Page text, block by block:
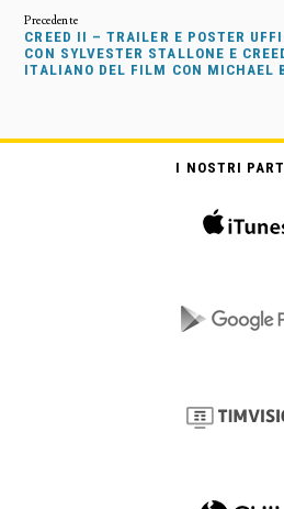
CREED II – TRAILER E POSTER
CON SYLVESTER STALLONE E
ITALIANO DEL FILM CON MICHAEL
I NOSTRI